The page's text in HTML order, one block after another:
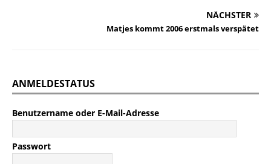
NÄCHSTER
Matjes kommt 2006 erstmals verspätet
ANMELDESTATUS
Benutzername oder E-Mail-Adresse
Passwort